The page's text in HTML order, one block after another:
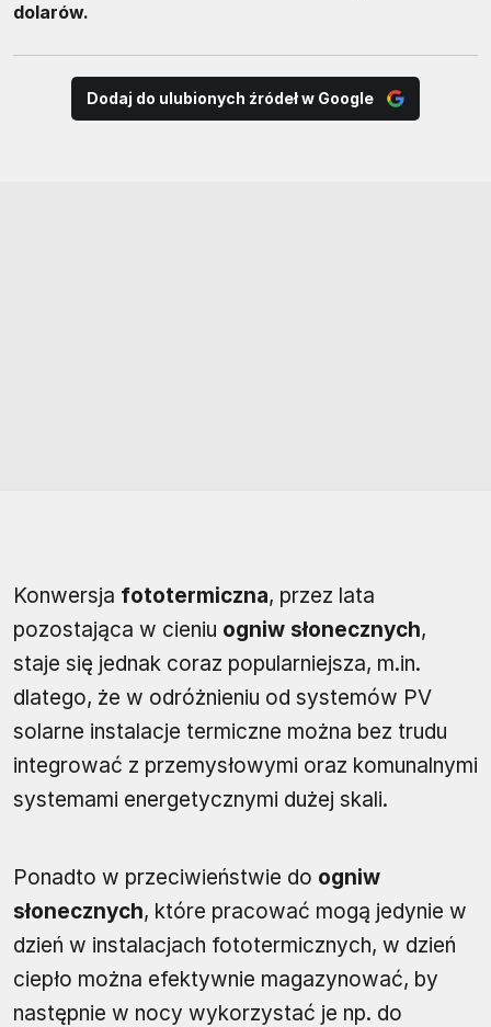
dolarów.
Dodaj do ulubionych źródeł w Google
Konwersja fototermiczna, przez lata
pozostająca w cieniu ogniw słonecznych,
staje się jednak coraz popularniejsza, m.in.
dlatego, że w odróżnieniu od systemów PV
solarne instalacje termiczne można bez trudu
integrować z przemysłowymi oraz komunalnymi
systemami energetycznymi dużej skali.
Ponadto w przeciwieństwie do ogniw
słonecznych, które pracować mogą jedynie w
dzień w instalacjach fototermicznych, w dzień
ciepło można efektywnie magazynować, by
następnie w nocy wykorzystać je np. do